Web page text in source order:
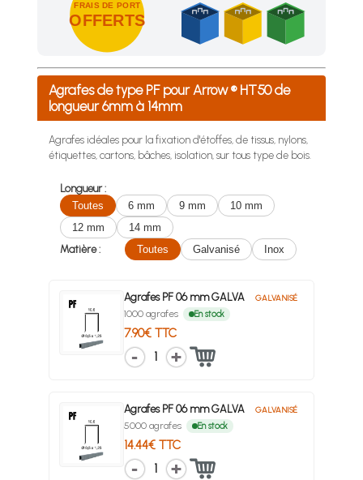
FRAIS DE PORT
OFFERTS
Achetez 4 sachets ou boîtes d'agrafes ou de pointes et
Agrafes de type PF pour Arrow ® HT50 de
longueur 6mm à 14mm
Agrafes idéales pour la fixation d'étoffes, de tissus, nylons,
étiquettes, cartons, bâches, isolation, sur tous type de bois.
Longueur :
Toutes
6 mm 9 mm
10 mm
12 mm
14 mm
Matière :
Toutes Galvanisé Inox
Agrafes PF 06 mm GALVA GALVANISÉ
1000 agrafes En stock
7.90€ TTC
1
Agrafes PF 06 mm GALVA GALVANISÉ
5000 agrafes En stock
14.44€ TTC
1